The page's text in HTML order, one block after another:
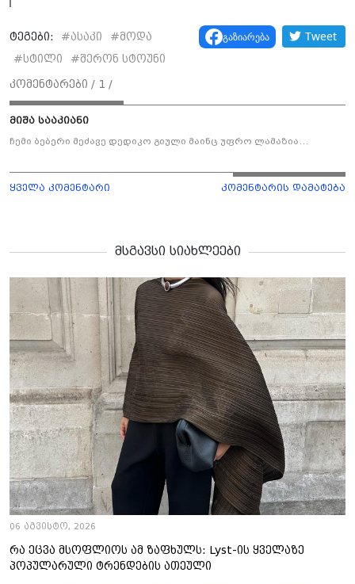
ტეგები: #ასაკი #მოდა
#სტილი #შერონ სტოუნი
გაზიარება Tweet
კომენტარები / 1 /
მიშა სააკიანი
ჩემი ბებერი მეძავე დედიკო გიული მაინც უფრო ლამაზია…
ყველა კომენტარი კომენტარის დამატება
მსგავსი სიახლეები
06 აგვისტო, 2026
რა ეცვა მსოფლიოს ამ ზაფხულს: Lyst-ის ყველაზე
პოპულარული ტრენდების ათეული